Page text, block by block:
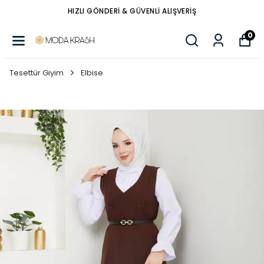
HIZLI GÖNDERİ & GÜVENLİ ALIŞVERİŞ
0
Tesettür Giyim Elbise